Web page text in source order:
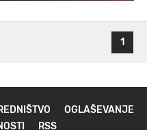
1
OGLAŠEVANJE
RSS